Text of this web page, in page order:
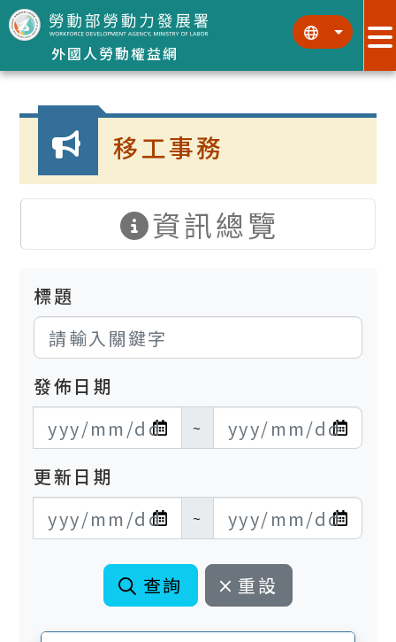
跳到主要內容區塊
外國人勞動權益網
::: :::
:::
移工事務
資訊總覽
標題
發佈日期
發布日期開始
~
發布日期結束
更新日期
更新日期開始
~
更新日期結束
查詢 重設